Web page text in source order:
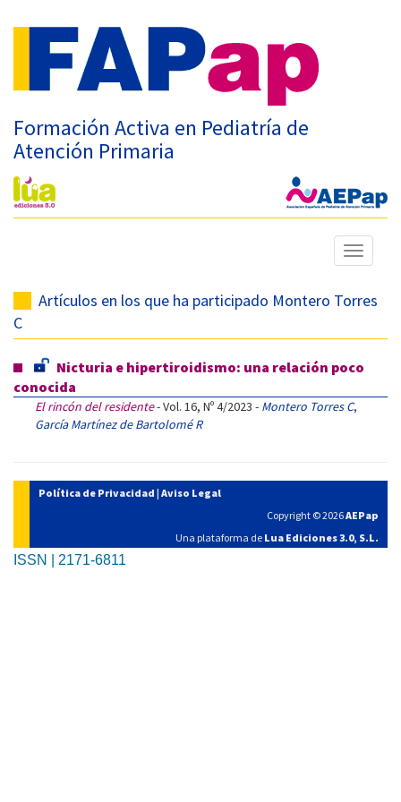
Formación Activa en Pediatría de
Atención Primaria
Mostrar
menú
Artículos en los que ha participado Montero Torres
C
Nicturia e hipertiroidismo: una relación poco
conocida
El rincón del residente- Vol. 16, Nº 4/2023 - Montero Torres C,
García Martínez de Bartolomé R
Política de Privacidad | Aviso Legal
Copyright © 2026AEPap
Una plataforma de Lua Ediciones 3.0, S.L.
ISSN | 2171-6811